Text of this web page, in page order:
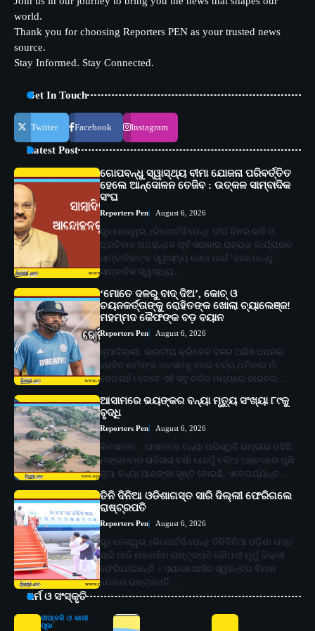
world.
Thank you for choosing Reporters PEN as your trusted news
source.
Stay Informed. Stay Connected.
Get In Touch
Twitter Facebook Instagram
Latest Post
ଗୋପବନ୍ଧୁ ସ୍ୱାସ୍ଥ୍ୟ ବୀମା ଯୋଜନା ପରିବର୍ତ୍ତିତ
ହେଲେ ଆନ୍ଦୋଳନ ତେଜିବ : ଉତ୍କଳ ସାମ୍ବାଦିକ
ସଂଘ
Reporters Pen August 6, 2026
ଭୁବନେଶ୍ୱର, (ରିପୋର୍ଟର୍ସ ପେନ୍‌): ଦୀର୍ଘ ଦିନର ଦାବି ଓ
ପ୍ରତିବାଦ ଉପରାନ୍ତେ ପୂର୍ବ ସରକାର ରାଜ୍ୟର କାର୍ଯ୍ୟରତ
ସାମ୍ବାଦିକଙ୍କ ସ୍ୱାସ୍ଥ୍ୟ ସେବା ପାଇଁ "ଗୋପବନ୍ଧୁ
ସାମ୍ବାଦିକ ସ୍ୱାସ୍ଥ୍ୟ…
‘ମୋତେ ଦଳରୁ ବାଦ୍ ଦିଅ’, କୋଚ୍ ଓ
ଚୟନକର୍ତ୍ତାଙ୍କୁ ରୋହିତଙ୍କ ଖୋଲା ଚ୍ୟାଲେଞ୍ଜ!
ମହମ୍ମଦ କୈଫଙ୍କ ବଡ଼ ବୟାନ
Reporters Pen August 6, 2026
ନୂଆଦିଲ୍ଲୀ: ଭାରତୀୟ କ୍ରିକେଟ ଦଳର ଅଭିଜ୍ଞ ଓପନର
ରୋହିତ ଶର୍ମାଙ୍କ ଅବସରକୁ ନେଇ ଚର୍ଚ୍ଚା ଥମିବାର ନାଁ
ନେଉନାହିଁ। ତେବେ ଏହି ସବୁ ଚର୍ଚ୍ଚା ମଧ୍ୟରେ ଭାରତର…
ଆସାମରେ ଭୟଙ୍କର ବନ୍ୟା ମୃତ୍ୟୁ ସଂଖ୍ୟା ୮୯କୁ
ବୃଦ୍ଧି
Reporters Pen August 6, 2026
ଶିବସାଗର, : ଆସାମରେ ବନ୍ୟା ପରିସ୍ଥିତି ଗମ୍ଭୀର ରହିଛି,
ମଙ୍ଗଳବାର ରାତିସାରା ବର୍ଷା ଯୋଗୁଁ ତଳିଆ ଅଞ୍ଚଳରେ ପୁଣି
ନୂଆ ବନ୍ୟା ଆଶଙ୍କା ସୃଷ୍ଟି ହୋଇଛି, ଏବେପର୍ଯ୍ୟନ୍ତ…
ତିନି ଦିନିଆ ଓଡିଶାଗସ୍ତ ସାରି ଦିଲ୍ଲୀ ଫେରିଗଲେ
ରାଷ୍ଟ୍ରପତି
Reporters Pen August 6, 2026
ଭୁବନେଶ୍ୱର, (ରିପୋର୍ଟର୍ସ ପେନ୍‌): ତିନିଦିନିଆ ଓଡ଼ିଶା ଗସ୍ତ
ସାରି ଆଜି ମହାମହିମ ରାଷ୍ଟ୍ରପତି ଦୌପଦୀ ମୁର୍ମୁ ଦିଲ୍ଲୀ
ଫେରିଯାଇଛନ୍ତି । ଏୟାରପୋର୍ସର ସ୍ୱତନ୍ତ୍ର ବିମାନ
ଯୋଗେ ରାଷ୍ଟ୍ରପତି…
ଧର୍ମ ଓ ସଂସ୍କୃତି
ଦୀପାବଳି ଓ କାଳୀ
ପୂଜା